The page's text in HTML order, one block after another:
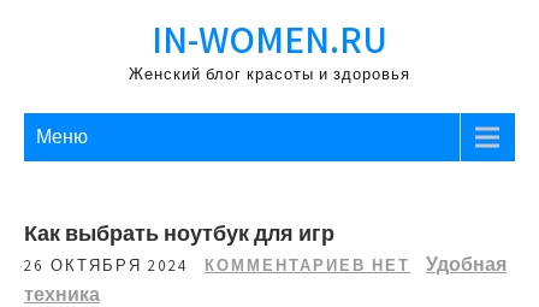
IN-WOMEN.RU
Женский блог красоты и здоровья
Меню
Как выбрать ноутбук для игр
26 ОКТЯБРЯ 2024 КОММЕНТАРИЕВ НЕТ
Удобная
техника